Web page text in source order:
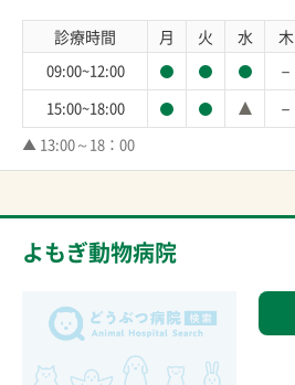
診療時間 月 火 水 木
09:00~12:00 －
15:00~18:00 －
▲ 13:00～18：00
よもぎ動物病院